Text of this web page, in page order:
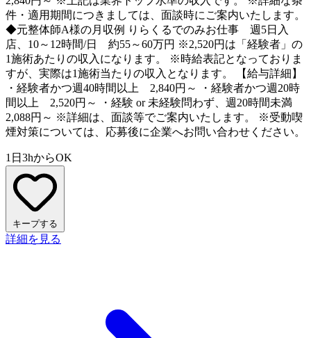
件・適用期間につきましては、面談時にご案内いたします。
◆元整体師A様の月収例 りらくるでのみお仕事 週5日入
店、10～12時間/日 約55～60万円 ※2,520円は「経験者」の
1施術あたりの収入になります。 ※時給表記となっておりま
すが、実際は1施術当たりの収入となります。 【給与詳細】
・経験者かつ週40時間以上 2,840円～ ・経験者かつ週20時
間以上 2,520円～ ・経験 or 未経験問わず、週20時間未満
2,088円～ ※詳細は、面談等でご案内いたします。 ※受動喫
煙対策については、応募後に企業へお問い合わせください。
1日3hからOK
キープする
詳細を見る